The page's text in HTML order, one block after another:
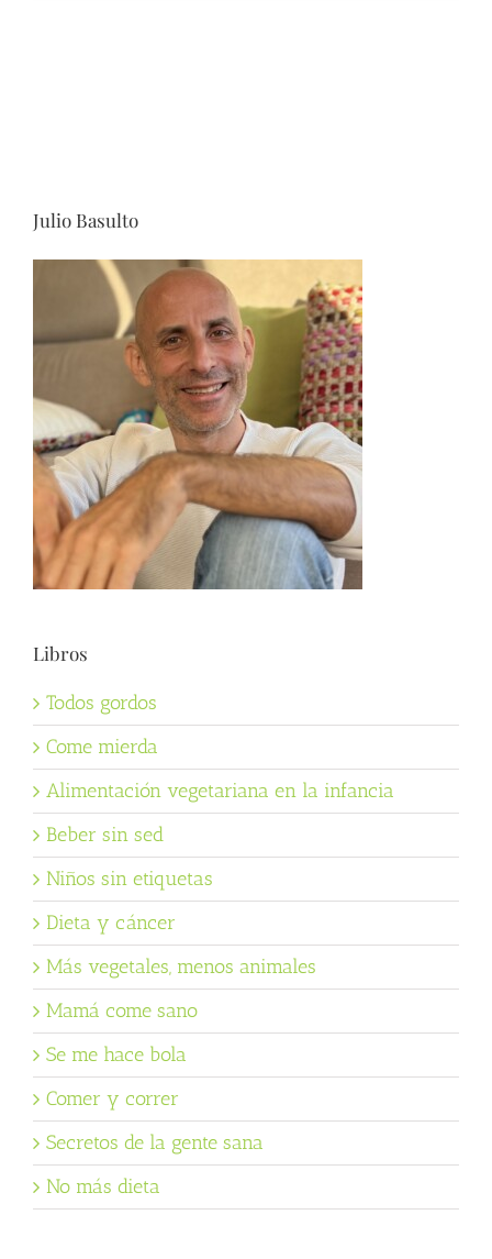
Julio Basulto
Libros
Todos gordos
Come mierda
Alimentación vegetariana en la infancia
Beber sin sed
Niños sin etiquetas
Dieta y cáncer
Más vegetales, menos animales
Mamá come sano
Se me hace bola
Comer y correr
Secretos de la gente sana
No más dieta